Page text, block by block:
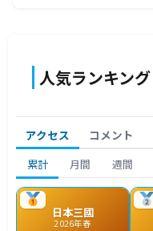
人気ランキング
アクセス コメント
累計 月間 週間
日本三國
2026年春